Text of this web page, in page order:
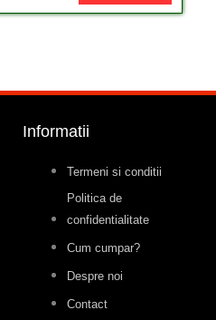
Informatii
Termeni si conditii
Politica de
confidentialitate
Cum cumpar?
Despre noi
Contact